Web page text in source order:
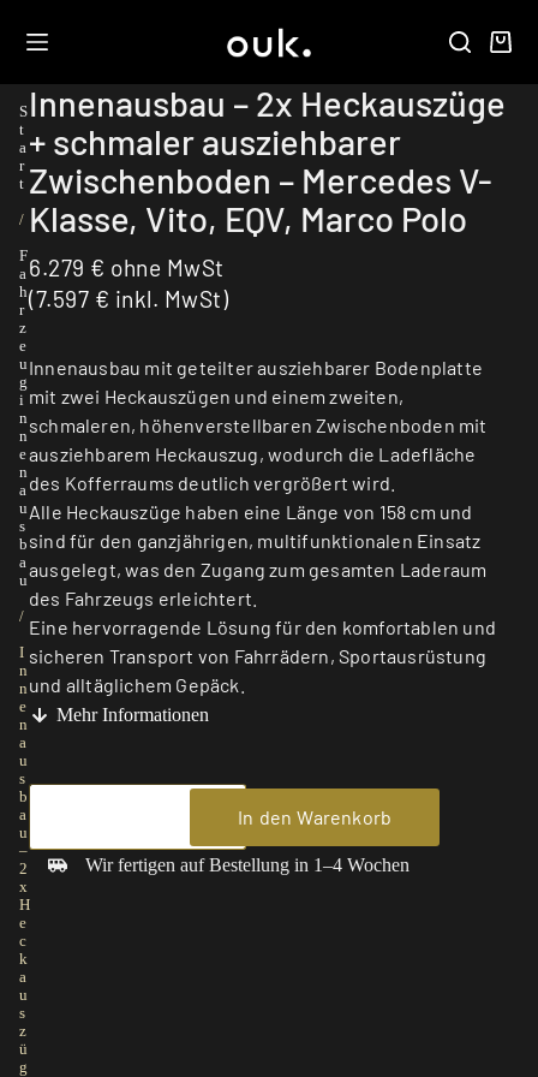
S
t
a
r
t
/
F
a
h
r
z
e
u
g
i
n
n
e
n
a
u
s
b
a
u
/
I
n
n
e
n
a
u
s
b
a
u
–
2
x
H
e
c
k
a
u
s
z
ü
g
Innenausbau – 2x Heckauszüge
+ schmaler ausziehbarer
Zwischenboden – Mercedes V-
Klasse, Vito, EQV, Marco Polo
6.279 € ohne MwSt
(7.597 € inkl. MwSt)
Innenausbau mit geteilter ausziehbarer Bodenplatte
mit zwei Heckauszügen und einem zweiten,
schmaleren, höhenverstellbaren Zwischenboden mit
ausziehbarem Heckauszug, wodurch die Ladefläche
des Kofferraums deutlich vergrößert wird.
Alle Heckauszüge haben eine Länge von 158 cm und
sind für den ganzjährigen, multifunktionalen Einsatz
ausgelegt, was den Zugang zum gesamten Laderaum
des Fahrzeugs erleichtert.
Eine hervorragende Lösung für den komfortablen und
sicheren Transport von Fahrrädern, Sportausrüstung
und alltäglichem Gepäck.
Mehr Informationen
In den Warenkorb
Wir fertigen auf Bestellung in 1–4 Wochen